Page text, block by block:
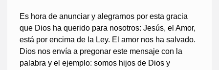
Es hora de anunciar y alegrarnos por esta gracia
que Dios ha querido para nosotros: Jesús, el Amor,
está por encima de la Ley. El amor nos ha salvado.
Dios nos envía a pregonar este mensaje con la
palabra y el ejemplo: somos hijos de Dios y